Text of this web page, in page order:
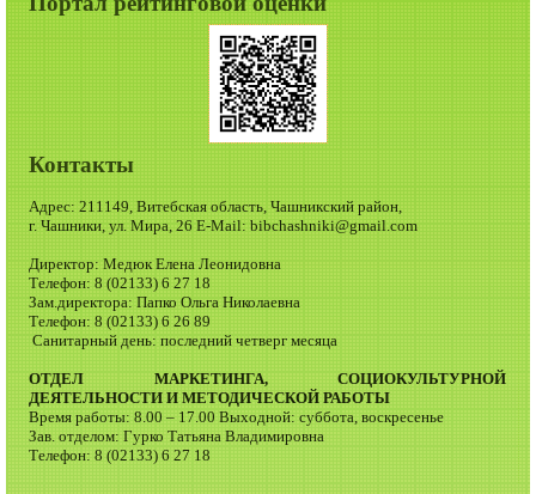
Контакты
Адрес: 211149, Витебская область, Чашникский район,
г. Чашники, ул. Мира, 26 E-Mail: bibchashniki@gmail.com
Директор: Медюк Елена Леонидовна
Телефон: 8 (02133) 6 27 18
Зам.директора: Папко Ольга Николаевна
Телефон: 8 (02133) 6 26 89
Санитарный день: последний четверг месяца
ОТДЕЛ МАРКЕТИНГА, СОЦИОКУЛЬТУРНОЙ
ДЕЯТЕЛЬНОСТИ И МЕТОДИЧЕСКОЙ РАБОТЫ
Время работы: 8.00 – 17.00 Выходной: суббота, воскресенье
Зав. отделом: Гурко Татьяна Владимировна
Телефон: 8 (02133) 6 27 18